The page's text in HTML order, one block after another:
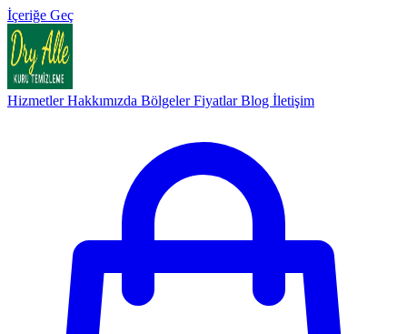
İçeriğe Geç
HizmetlerHakkımızda BölgelerFiyatlarBlog İletişim